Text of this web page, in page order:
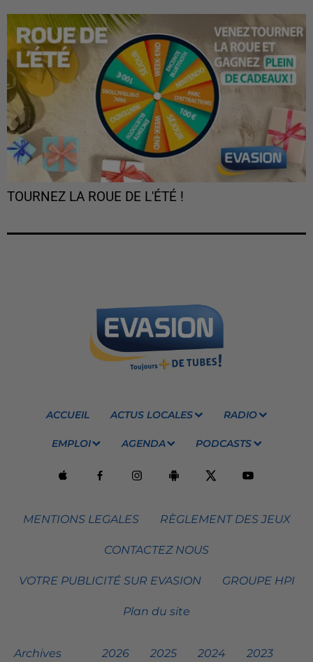
TOURNEZ LA ROUE DE L'ÉTÉ !
ACCUEIL ACTUS LOCALES RADIO
EMPLOI AGENDA PODCASTS
MENTIONS LEGALES RÈGLEMENT DES JEUX
CONTACTEZ NOUS
VOTRE PUBLICITÉ SUR EVASION GROUPE HPI
Plan du site
Archives 2026 2025 2024 2023